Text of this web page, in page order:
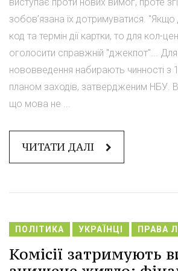
виступає проти нових вимог, проте
зобов’язана їх дотримуватися.
код та термін дії картки, то для кол-
оголосити справжній "джекпот"...
нововведення набирають чинності з
планом заходів, затвердженим НБУ.
що мова не ...
ЧИТАТИ ДАЛІ
ПОЛІТИКА УКРАЇНЦІ ПРАВА
Комісії затримують